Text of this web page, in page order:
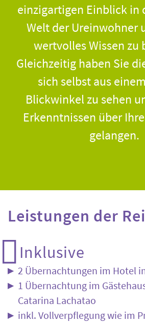
einzigartigen Einblick in
Welt der Ureinwohner
wertvolles Wissen zu
Gleichzeitig haben Sie
sich selbst aus
Blickwinkel zu sehen
Erkenntnissen über
gelangen.
Leistungen der
Inklusive
2 Übernachtungen im Hotel
1 Übernachtung im
Catarina Lachatao
inkl. Vollverpflegung wie im